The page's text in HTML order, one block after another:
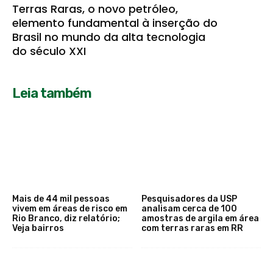
Terras Raras, o novo petróleo,
elemento fundamental à inserção do
Brasil no mundo da alta tecnologia
do século XXI
Leia também
Mais de 44 mil pessoas
vivem em áreas de risco em
Rio Branco, diz relatório;
Veja bairros
Pesquisadores da USP
analisam cerca de 100
amostras de argila em área
com terras raras em RR